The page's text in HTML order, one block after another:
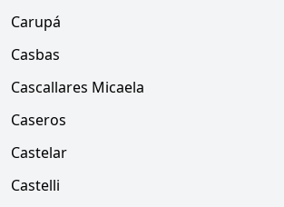
Carupá
Casbas
Cascallares Micaela
Caseros
Castelar
Castelli